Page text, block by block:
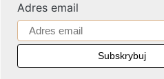
Adres email